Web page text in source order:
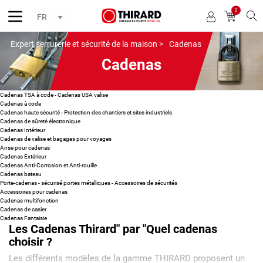
0
Expert serrurerie et sécurité de la maison > Cadenas
Cadenas
Cadenas TSA à code - Cadenas USA valise
Cadenas à code
Cadenas haute sécurité - Protection des chantiers et sites industriels
Cadenas de sûreté électronique
Cadenas Intérieur
Cadenas de valise et bagages pour voyages
Anse pour cadenas
Cadenas Extérieur
Cadenas Anti-Corrosion et Anti-rouille
Cadenas bateau
Porte-cadenas - sécurisé portes métalliques - Accessoires de sécurités
Accessoires pour cadenas
Cadenas multifonction
Cadenas de casier
Cadenas Fantaisie
Les Cadenas Thirard" par "Quel cadenas
choisir ?
Les différents modèles de la gamme THIRARD proposent un